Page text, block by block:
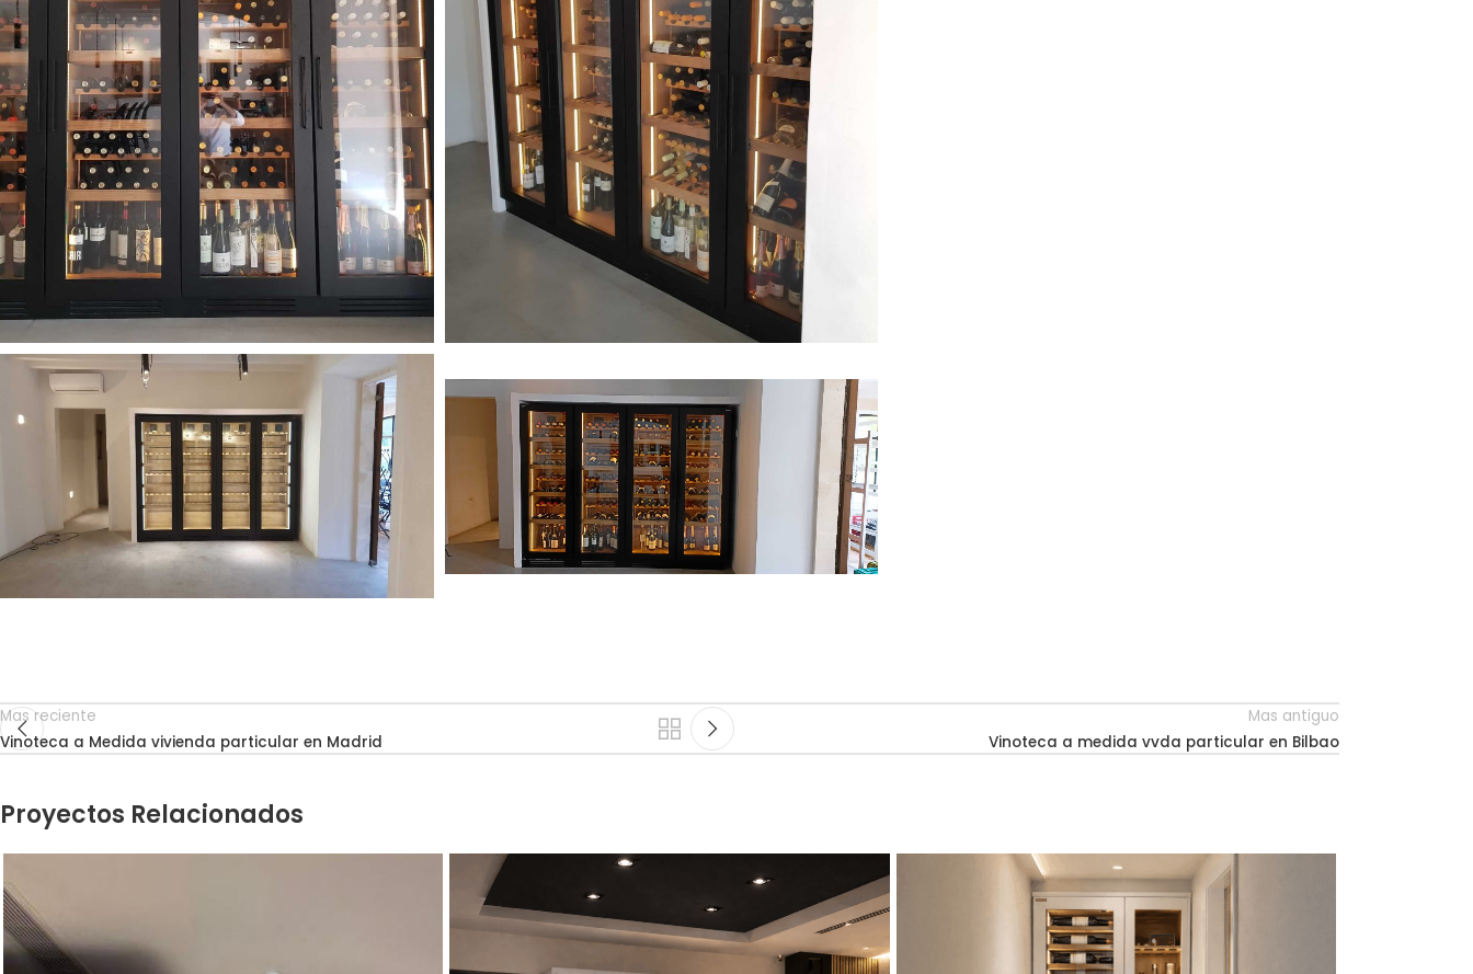
Mas reciente
Vinoteca a Medida vivienda particular en Madrid
Mas antiguo
Vinoteca a medida vvda particular en Bilbao
Proyectos Relacionados